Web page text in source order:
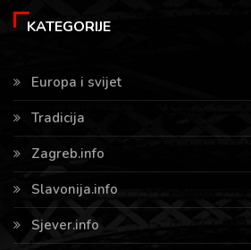
KATEGORIJE
Europa i svijet
Tradicija
Zagreb.info
Slavonija.info
Sjever.info